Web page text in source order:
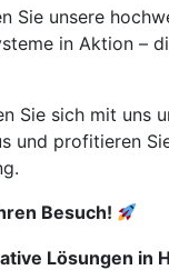
Sie unsere
in Aktion –
Sie sich mit uns
und profitieren
Besuch!
Lösungen in